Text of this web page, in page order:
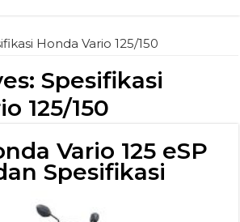
Honda Vario 125/150
Spesifikasi
125/150
Vario 125 eSP
Spesifikasi